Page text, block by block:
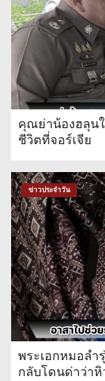
คุณย่าน้องฮลุน
ชีวิตที่จอร์เจีย
ข่าวประจำวัน
พระเอกหมอล
กลับโดนด่าว่าหิ